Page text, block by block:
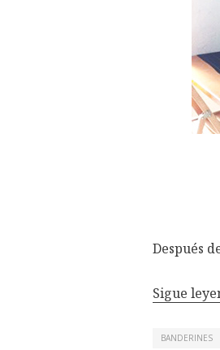
Después
Sigue
BANDERINES